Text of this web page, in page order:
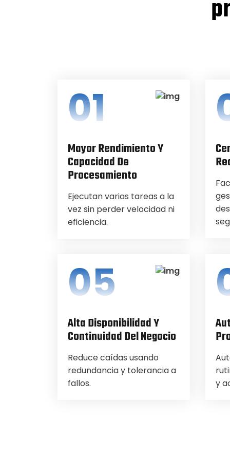
01
Mayor Rendimiento Y
Capacidad De
Procesamiento
Ejecutan varias tareas a la
vez sin perder velocidad ni
eficiencia.
05
Alta Disponibilidad Y
Continuidad Del Negocio
Reduce caídas usando
redundancia y tolerancia a
fallos.
y